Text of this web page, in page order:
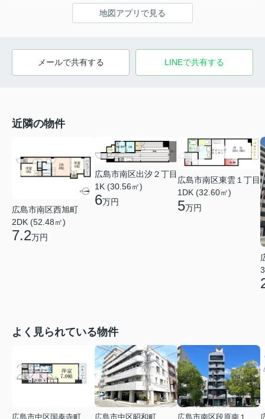
地図アプリで見る
メールで共有する LINEで共有する
近隣の物件
広島市南区西旭町
2DK (52.48㎡)
7.2万円
広島市南区出汐２丁目
1K (30.56㎡)
6万円
広島市南区東雲１丁目
1DK (32.60㎡)
5万円
よく見られている物件
広島市中区国泰寺町２丁目
広島市中区昭和町
広島市南区段原南１丁目